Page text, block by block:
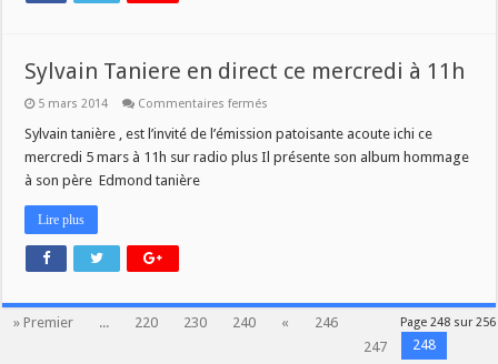
Sylvain Taniere en direct ce mercredi à 11h
5 mars 2014 Commentaires fermés
Taniere
en
direct
Sylvain tanière , est l’invité de l’émission patoisante acoute ichi ce
mercredi 5 mars à 11h sur radio plus Il présente son album hommage
à son père Edmond tanière
Lire plus
Page 248 sur 256
» Premier ... 220 230 240 «
246
247
248